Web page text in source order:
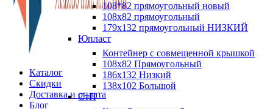
Каталог
Скидки
Доставка и оплата
Блог
108*82 прямоугольный новый
108х82 прямоугольный
179х132 прямоугольный НИЗКИЙ
Юпласт
Контейнер с совмещенной крышкой
108х82 Прямоугольный
186х132 Низкий
138х102 Большой
СтП